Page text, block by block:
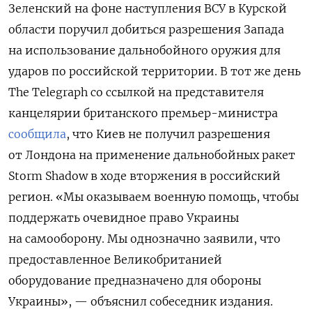
Зеленский на фоне наступления ВСУ в Курской
области поручил добиться разрешения Запада
на использование дальнобойного оружия для
ударов по российской территории. В тот же день
The Telegraph со ссылкой на представителя
канцелярии британского премьер-министра
сообщила, что Киев не получил разрешения
от Лондона на применение дальнобойных ракет
Storm Shadow в ходе вторжения в российский
регион. «Мы оказываем военную помощь, чтобы
поддержать очевидное право Украины
на самооборону. Мы однозначно заявили, что
предоставленное Великобританией
оборудование предназначено для обороны
Украины», — объяснил собеседник издания.